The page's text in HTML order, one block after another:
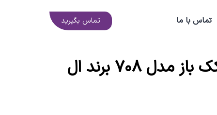
تماس با ما تماس بگیرید
زانوبند طبی کشکک باز مدل ۷۰۸ برند ال